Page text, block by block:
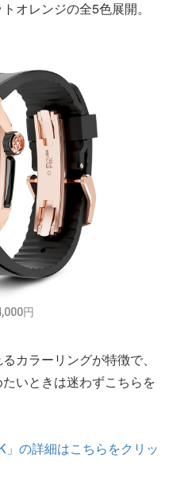
オレンジの全5色展開。
円
カラーリングが特徴で、
いときは迷わずこちらを
の詳細はこちらをクリッ